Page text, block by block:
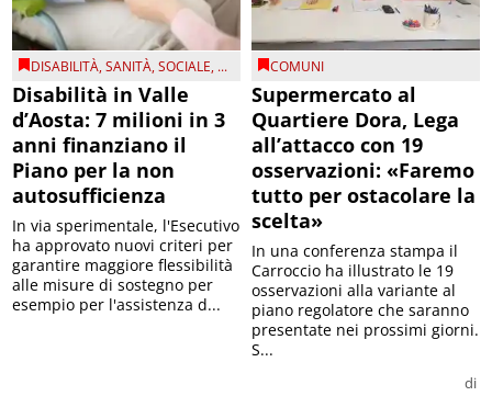
DISABILITÀ,SANITÀ,SOCIALE, ...
Disabilità in Valle
d’Aosta: 7 milioni in 3
anni finanziano il
Piano per la non
autosufficienza
In via sperimentale, l'Esecutivo
ha approvato nuovi criteri per
garantire maggiore flessibilità
alle misure di sostegno per
esempio per l'assistenza d...
COMUNI
Supermercato al
Quartiere Dora, Lega
all’attacco con 19
osservazioni: «Faremo
tutto per ostacolare la
scelta»
di
In una conferenza stampa il
Carroccio ha illustrato le 19
osservazioni alla variante al
piano regolatore che saranno
presentate nei prossimi giorni.
S...